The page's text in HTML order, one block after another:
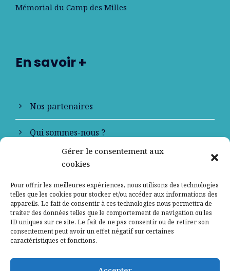
Gérer le consentement aux
cookies
Pour offrir les meilleures expériences, nous utilisons des technologies
telles que les cookies pour stocker et/ou accéder aux informations des
appareils. Le fait de consentir à ces technologies nous permettra de
traiter des données telles que le comportement de navigation ou les
ID uniques sur ce site. Le fait de ne pas consentir ou de retirer son
consentement peut avoir un effet négatif sur certaines
caractéristiques et fonctions.
Mémorial du Camp des Milles
En savoir +
Nos partenaires
Qui sommes-nous ?
Contactez-nous
Mentions légales
Politique de confidentialité